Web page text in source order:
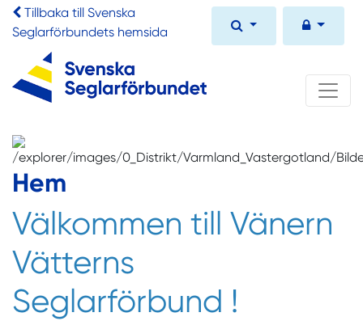
Tillbaka till Svenska
Seglarförbundets hemsida
Hem
Välkommen till Vänern
Vätterns
Seglarförbund !